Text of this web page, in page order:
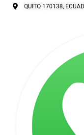
QUITO 170138,